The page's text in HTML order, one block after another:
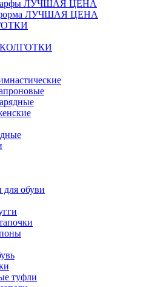
ЛУЧШАЯ ЦЕНА
ЛУЧШАЯ ЦЕНА
для обуви
туфли